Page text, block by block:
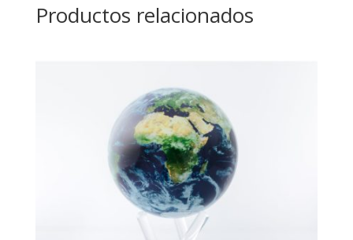
Productos relacionados